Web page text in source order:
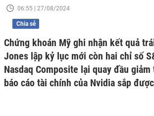
06:55 | 27/08/2024
Chia sẻ
Chứng khoán Mỹ ghi nhận kết quả
Jones lập kỷ lục mới còn hai chỉ số
Nasdaq Composite lại quay đầu
báo cáo tài chính của Nvidia sắp